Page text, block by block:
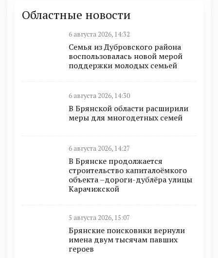
Областные новости
6 августа 2026, 14:32
Семья из Дубровского района
воспользовалась новой мерой
поддержки молодых семьей
6 августа 2026, 14:30
В Брянской области расширили
меры для многодетных семей
6 августа 2026, 14:27
В Брянске продолжается
строительство капиталоёмкого
объекта –дороги-дублёра улицы
Карачижской
5 августа 2026, 15:07
Брянские поисковики вернули
имена двум тысячам павших
героев